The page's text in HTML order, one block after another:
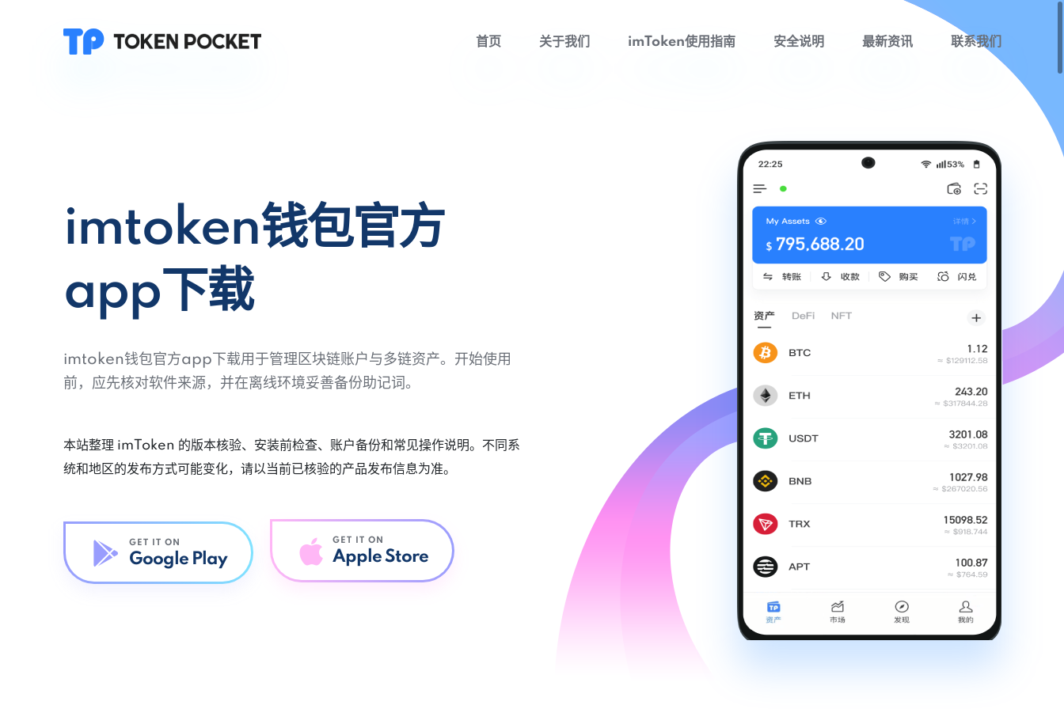
首页 关于我们 imToken使用指南 安全说明 最新资讯 联系我们
imtoken钱包官方
app下载
imtoken钱包官方app下载用于管理区块链账户与多链资产。开始使用
前，应先核对软件来源，并在离线环境妥善备份助记词。
本站整理 imToken 的版本核验、安装前检查、账户备份和常见操作说明。不同系
统和地区的发布方式可能变化，请以当前已核验的产品发布信息为准。
GET IT ON
Google Play
GET IT ON
Apple Store